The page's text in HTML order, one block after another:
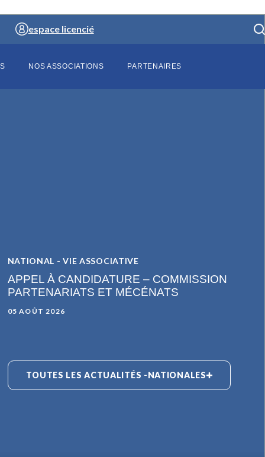
espace licencié
NOS ASSOCIATIONS PARTENAIRES
NATIONAL - VIE ASSOCIATIVE
APPEL À CANDIDATURE – COMMISSION
PARTENARIATS ET MÉCÉNATS
05 AOÛT 2026
TOUTES LES ACTUALITÉS -NATIONALES